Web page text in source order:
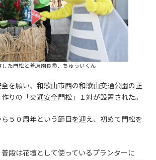
した門松と菅原園長㊧、ちゅういくん
を願い、和歌山市西の和歌山交通公園の正
りの「交通安全門松」１対が設置された。
５０周年という節目を迎え、初めて門松を
段は花壇として使っているプランターに